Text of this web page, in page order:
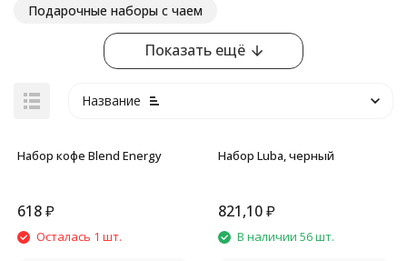
Подарочные наборы с чаем
Показать ещё
Название
Набор кофе Blend Energy
618₽
Осталась 1 шт.
Набор Luba, черный
821,10₽
В наличии 56 шт.